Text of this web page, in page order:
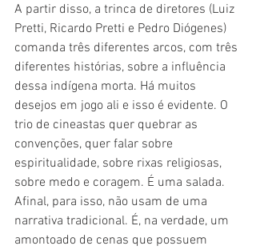
A partir disso, a trinca de diretores (Luiz
Pretti, Ricardo Pretti e Pedro Diógenes)
comanda três diferentes arcos, com três
diferentes histórias, sobre a influência
dessa indígena morta. Há muitos
desejos em jogo ali e isso é evidente. O
trio de cineastas quer quebrar as
convenções, quer falar sobre
espiritualidade, sobre rixas religiosas,
sobre medo e coragem. É uma salada.
Afinal, para isso, não usam de uma
narrativa tradicional. É, na verdade, um
amontoado de cenas que possuem